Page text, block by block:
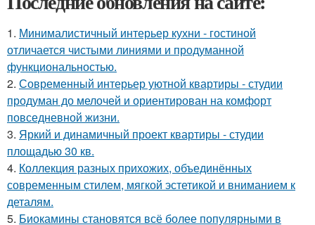
1. Минималистичный интерьер кухни - гостиной
отличается чистыми линиями и продуманной
функциональностью.
2. Современный интерьер уютной квартиры - студии
продуман до мелочей и ориентирован на комфорт
повседневной жизни.
3. Яркий и динамичный проект квартиры - студии
площадью 30 кв.
4. Коллекция разных прихожих, объединённых
современным стилем, мягкой эстетикой и вниманием к
деталям.
5. Биокамины становятся всё более популярными в